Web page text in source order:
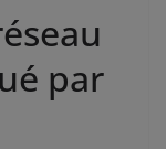
par